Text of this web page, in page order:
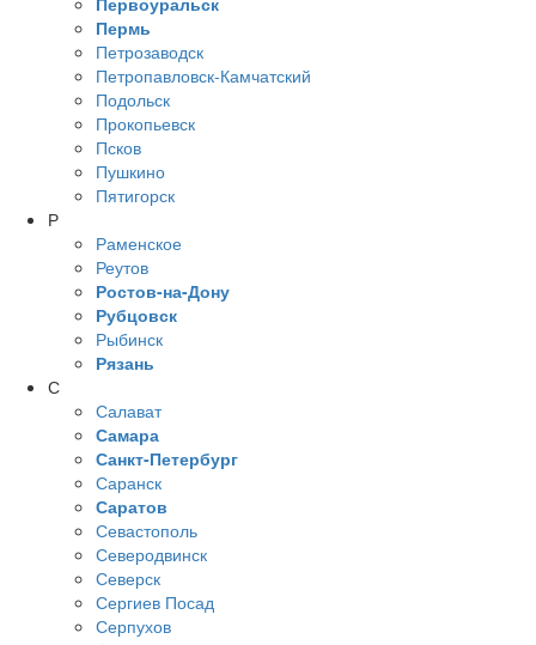
Пермь
Петрозаводск
Петропавловск-Камчатский
Подольск
Прокопьевск
Псков
Пушкино
Пятигорск
Р
Раменское
Реутов
Ростов-на-Дону
Рубцовск
Рыбинск
Рязань
С
Салават
Самара
Санкт-Петербург
Саранск
Саратов
Севастополь
Северодвинск
Северск
Сергиев Посад
Серпухов